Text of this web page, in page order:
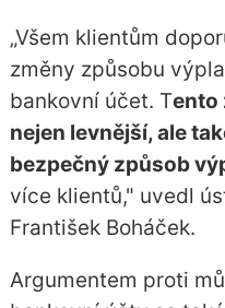
„Všem klientům
změny způsobu
bankovní účet. Tento
nejen levnější, ale
bezpečný způsob
více klientů," uvedl
František Boháček.
Argumentem proti